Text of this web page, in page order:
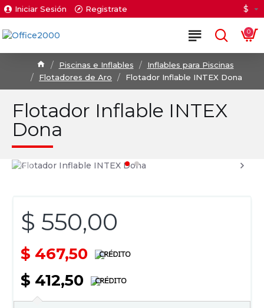
Iniciar Sesión Registrate $
0
Piscinas e Inflables
Inflables para Piscinas
Flotadores de Aro
Flotador Inflable INTEX Dona
Flotador Inflable INTEX
Dona
$ 550,00
$ 467,50
$ 412,50